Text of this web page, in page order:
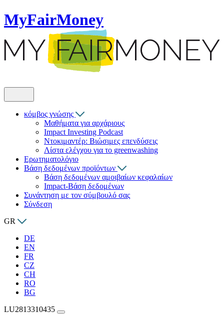
MyFairMoney
κόμβος γνώσης
Μαθήματα για αρχάριους
Impact Investing Podcast
Ντοκιμαντέρ: Βιώσιμες επενδύσεις
Λίστα ελέγχου για το greenwashing
Ερωτηματολόγιο
Βάση δεδομένων προϊόντων
Βάση δεδομένων αμοιβαίων κεφαλαίων
Impact-Βάση δεδομένων
Συνάντηση με τον σύμβουλό σας
Σύνδεση
GR
DE
EN
FR
CZ
CH
RO
BG
LU2813310435